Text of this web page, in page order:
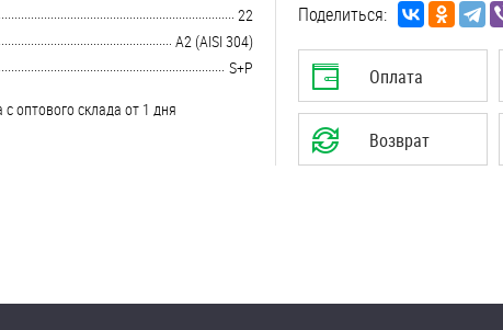
22
А2 (AISI 304)
S+P
с оптового склада от 1 дня
Поделиться:
Оплата
Возврат